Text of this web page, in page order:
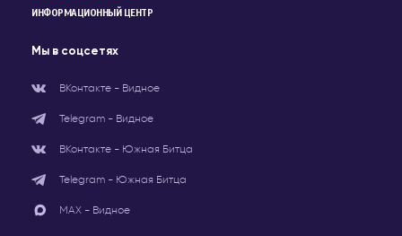
ИНФОРМАЦИОННЫЙ ЦЕНТР
Мы в соцсетях
ВКонтакте - Видное
Telegram - Видное
ВКонтакте - Южная Битца
Telegram - Южная Битца
МАХ - Видное